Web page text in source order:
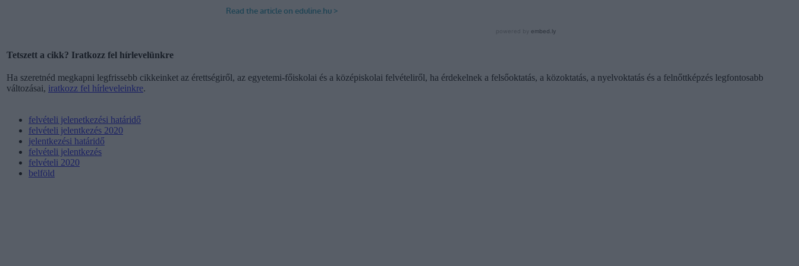
Tetszett a cikk? Iratkozz fel hírlevelünkre
Ha szeretnéd megkapni legfrissebb cikkeinket az érettségiről, az egyetemi-főiskolai és a középiskolai felvételiről, ha érdekelnek a felsőoktatás, a közoktatás, a nyelvoktatás és a felnőttképzés legfontosabb
változásai, iratkozz fel hírleveleinkre.
felvételi jelenetkezési határidő
felvételi jelentkezés 2020
jelentkezési határidő
felvételi jelentkezés
felvételi 2020
belföld